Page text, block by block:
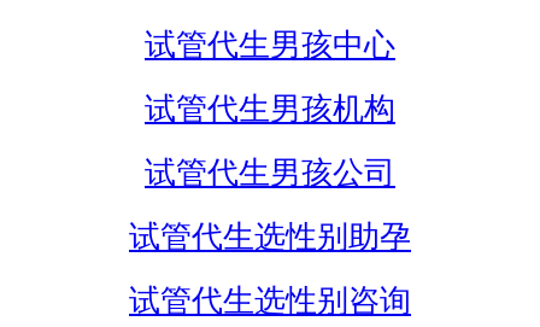
试管代生男孩中心
试管代生男孩机构
试管代生男孩公司
试管代生选性别助孕
试管代生选性别咨询